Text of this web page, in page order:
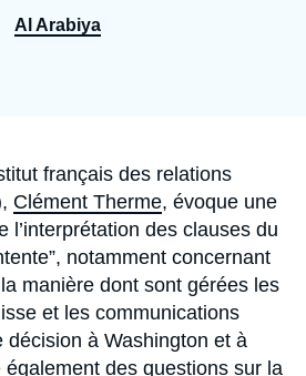
Al Arabiya
français des relations
Clément Therme, évoque une
l’interprétation des clauses du
notamment concernant
manière dont sont gérées les
et les communications
décision à Washington et à
des questions sur la